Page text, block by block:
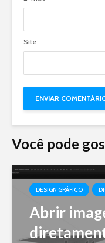
Site
Você pode
DESIGN GRÁFICO
Abrir